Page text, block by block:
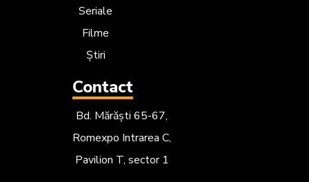
Seriale
Filme
Știri
Contact
Bd. Mărăști 65-67,
Romexpo Intrarea C,
Pavilion T, sector 1